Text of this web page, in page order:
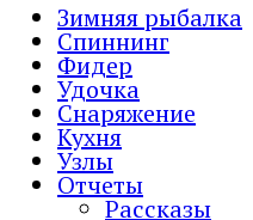
Зимняя рыбалка
Спиннинг
Фидер
Удочка
Снаряжение
Кухня
Узлы
Отчеты
Рассказы